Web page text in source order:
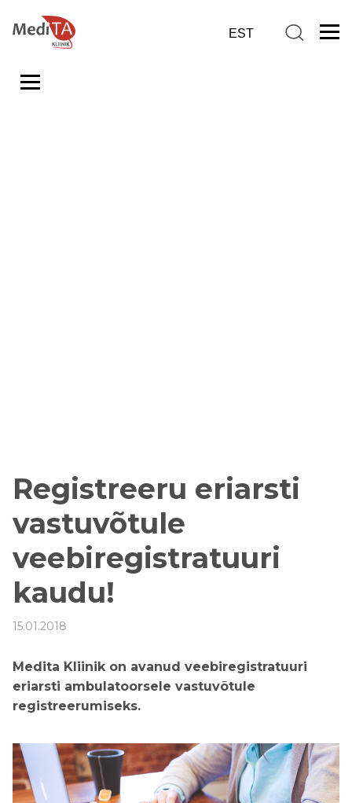
Registreeru eriarsti
vastuvõtule
veebiregistratuuri
kaudu!
15.01.2018
Medita Kliinik on avanud veebiregistratuuri
eriarsti ambulatoorsele vastuvõtule
registreerumiseks.